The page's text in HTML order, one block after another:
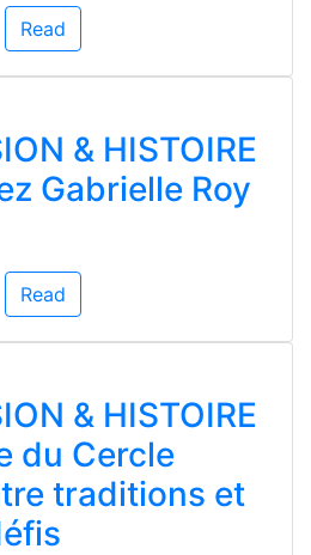
Read
& HISTOIRE
Gabrielle Roy
Read
& HISTOIRE
du Cercle
traditions et